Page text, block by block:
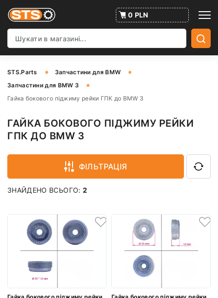
0 PLN
STS.Parts
Запчастини для BMW
Запчастини для BMW 3
Гайка бокового піджиму рейки ГПК до BMW 3
ГАЙКА БОКОВОГО ПІДЖИМУ РЕЙКИ
ГПК ДО BMW 3
ФІЛЬТРАЦІЯ
ЗНАЙДЕНО ВСЬОГО: 2